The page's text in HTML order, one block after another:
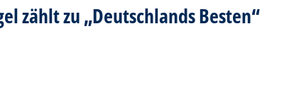
zählt zu „Deutschlands Besten“